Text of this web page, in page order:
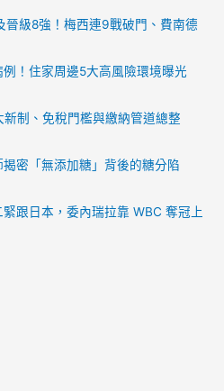
晉級8強！梅西連9戰破門、費南德
例！住家周邊5大高風險環境曝光
制、免稅門檻與繳納管道總整
密「無添加糖」背後的糖分陷
跟日本，委內瑞拉靠 WBC 奪冠上